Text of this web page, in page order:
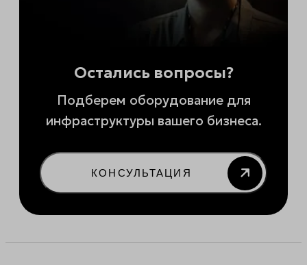
Остались вопросы?
Подберем оборудование для
инфраструктуры вашего бизнеса.
КОНСУЛЬТАЦИЯ